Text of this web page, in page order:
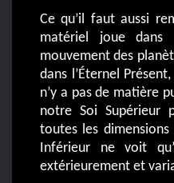
Ce qu’il faut aussi
matériel joue dans
mouvement des
dans l’Éternel
n’y a pas de matière
notre Soi Supérieur
toutes les
Inférieur ne voit
extérieurement et